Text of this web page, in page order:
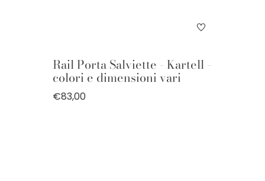
Rail Porta Salviette - Kartell -
colori e dimensioni vari
€83,00